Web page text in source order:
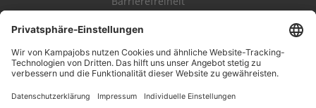
Kampahire
Kampagnenforum
LeadNow